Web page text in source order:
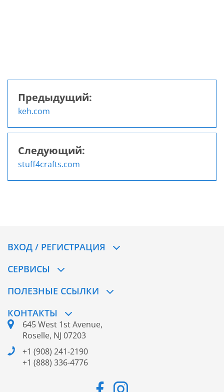
Навигация
по
записям
Предыдущий:
keh.com
Следующий:
stuff4crafts.com
ВХОД / РЕГИСТРАЦИЯ
СЕРВИСЫ
ПОЛЕЗНЫЕ ССЫЛКИ
КОНТАКТЫ
645 West 1st Avenue,
Roselle, NJ 07203
+1 (908) 241-2190
+1 (888) 336-4776